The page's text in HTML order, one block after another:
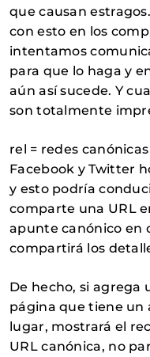
que causan
con esto en los
intentamos
para que lo haga y
aún así sucede. Y
son totalmente
rel = redes
Facebook y Twitter
y esto podría
comparte una URL
apunte canónico en
compartirá los
De hecho, si agrega
página que tiene un
lugar, mostrará el
URL canónica, no